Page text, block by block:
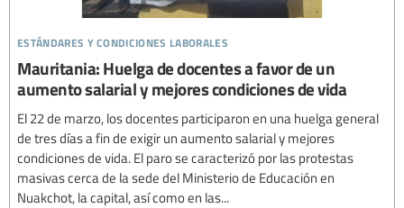
estándares y condiciones laborales
Mauritania: Huelga de docentes a favor de un
aumento salarial y mejores condiciones de vida
El 22 de marzo, los docentes participaron en una huelga general
de tres días a fin de exigir un aumento salarial y mejores
condiciones de vida. El paro se caracterizó por las protestas
masivas cerca de la sede del Ministerio de Educación en
Nuakchot, la capital, así como en las...